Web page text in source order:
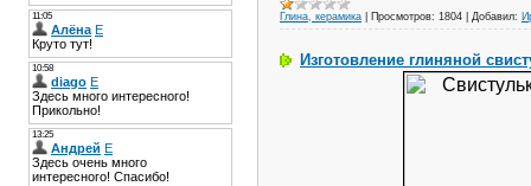
Глина, керамика Просмотров: 1804 Добавил:
Изготовление глиняной